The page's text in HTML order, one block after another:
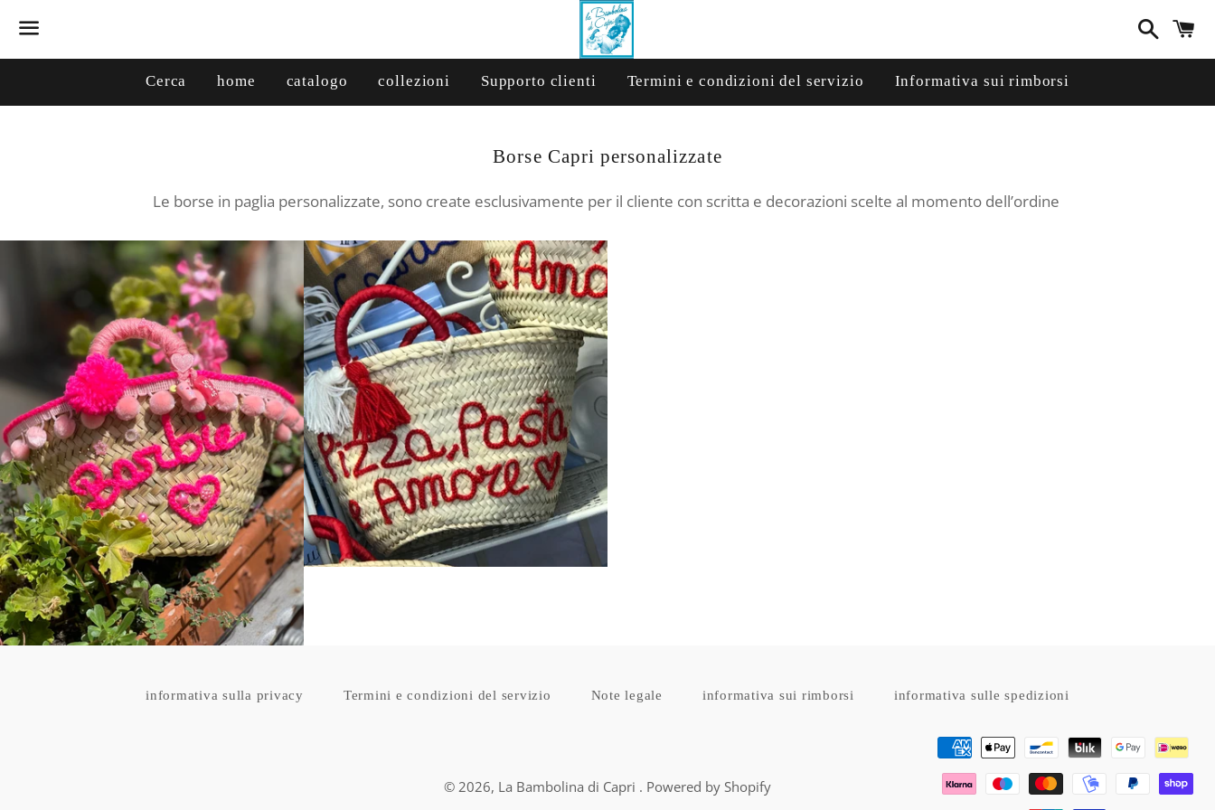
Cerca home catalogo collezioni Supporto clienti Termini e condizioni del servizio Informativa sui rimborsi
Collezione:
Borse Capri personalizzate
Le borse in paglia personalizzate, sono create esclusivamente per il cliente con scritta e decorazioni scelte al momento dell’ordine
Prezzo
di
listino
Prezzo
di
listino
informativa sulla privacy Termini e condizioni del servizio Note legale informativa sui rimborsi informativa sulle spedizioni
© 2026, La Bambolina di Capri . Powered by Shopify
Metodi
di
pagamento